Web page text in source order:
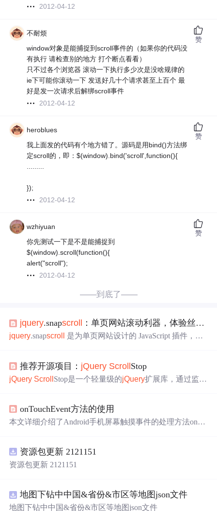
2012-04-12
不耐烦
window对象是能捕捉到scroll事件的（如果你的代码没
有执行 请检查别的地方 打个断点看看）
只不过各个浏览器 滚动一下执行多少次是没啥规律的
ie下可能你滚动一下 发送好几十个请求甚至上百个 最
好是发一次请求后解绑scroll事件
2012-04-12
赞
heroblues
我上面发的代码有个地方错了。源码是用bind()方法绑
定scroll的，即：$(window).bind('scroll',function(){
.........
});
2012-04-12
赞
wzhiyuan
你先测试一下是不是能捕捉到
$(window).scroll(function(){
alert("scroll");
2012-04-12
赞
——到底了——
jquery.snapscroll ：单页网站滚动利器，体验丝滑效果
jquery.snapscroll
是为单页网站设计的 JavaScript 插件，基
网站等，具有滚动流畅、集成配置简单、兼容性和扩展性
好等特点，可提升单页网站用户体验。
推荐开源项目： jQuery ScrollStop
jQuery Scroll Stop是一个轻量级的jQuery扩展库，通过监听
的问题，通过定时器机制确保了滚动停止判断的准确性，
并且避免了性能损耗。适用于响应式网站或应用，能够提
onTouchEvent方法的使用
本文详细介绍了Android手机屏幕触摸事件的处理方法onTo
件。并展示了如何通过GestureDetector.OnGestureListener接
口识别用户的手势，如Fling、
资源包更新 2121151
资源包更新 2121151
地图下钻中中国&省份&市区等地图json文件
地图下钻中中国&省份&市区等地图json文件